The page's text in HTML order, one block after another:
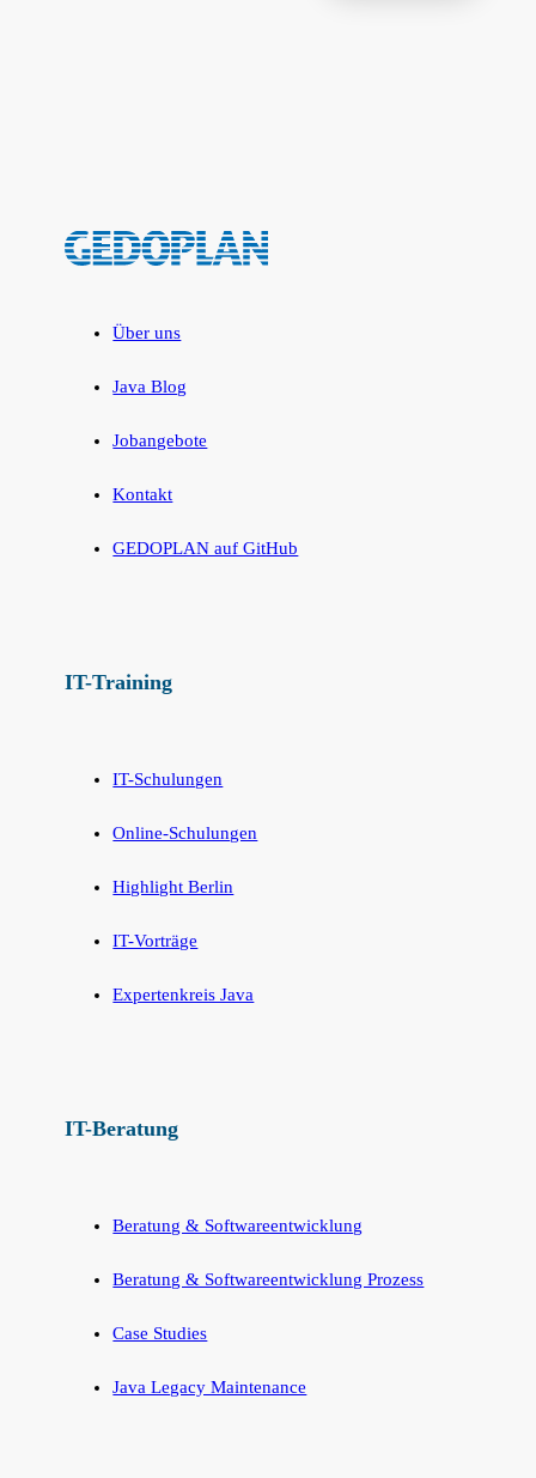
Über uns
Java Blog
Jobangebote
Kontakt
GEDOPLAN auf GitHub
IT-Training
IT-Schulungen
Online-Schulungen
Highlight Berlin
IT-Vorträge
Expertenkreis Java
IT-Beratung
Beratung & Softwareentwicklung
Beratung & Softwareentwicklung Prozess
Case Studies
Java Legacy Maintenance